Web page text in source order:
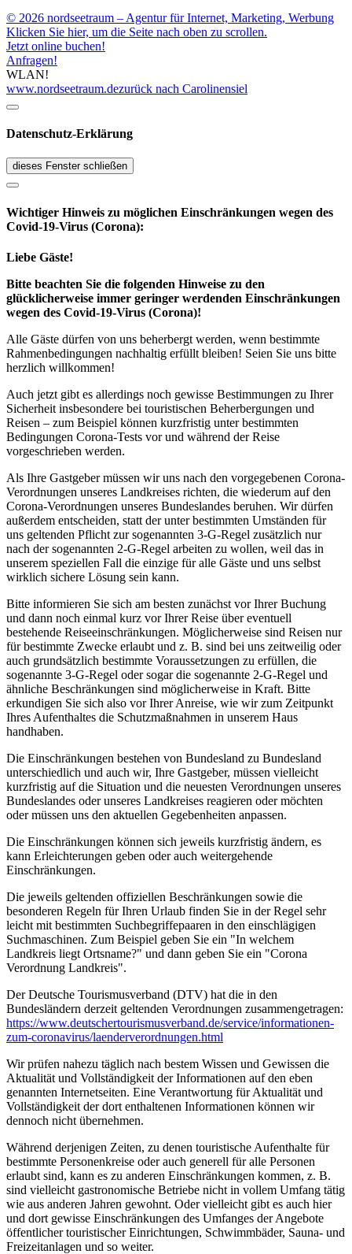
© 2026 nordseetraum – Agentur für Internet, Marketing, Werbung
Klicken Sie hier, um die Seite nach oben zu scrollen.
Jetzt online buchen!
Anfragen!
WLAN!
www.nordseetraum.dezurück nach Carolinensiel
Datenschutz-Erklärung
dieses Fenster schließen
Wichtiger Hinweis zu möglichen Ein­schränk­ungen wegen des
Covid-19-Virus (Corona):
Liebe Gäste!
Bitte beachten Sie die folgenden Hinweise zu den
glücklicherweise immer geringer werdenden Einschränkungen
wegen des Covid-19-Virus (Corona)!
Alle Gäste dürfen von uns beherbergt werden, wenn bestimmte
Rahmenbedingungen nachhaltig erfüllt bleiben! Seien Sie uns bitte
herzlich willkommen!
Auch jetzt gibt es allerdings noch gewisse Bestimmungen zu Ihrer
Sicherheit insbesondere bei touristischen Beherbergungen und
Reisen – zum Beispiel können kurzfristig unter bestimmten
Bedingungen Corona-Tests vor und während der Reise
vorgeschrieben werden.
Als Ihre Gastgeber müssen wir uns nach den vorgegebenen Corona-
Verordnungen unseres Landkreises richten, die wiederum auf den
Corona-Verordnungen unseres Bundeslandes beruhen. Wir dürfen
außerdem entscheiden, statt der unter bestimmten Umständen für
uns geltenden Pflicht zur sogenannten 3-G-Regel zusätzlich nur
nach der sogenannten 2-G-Regel arbeiten zu wollen, weil das in
unserem speziellen Fall die einzige für alle Gäste und uns selbst
wirklich sichere Lösung sein kann.
Bitte informieren Sie sich am besten zunächst vor Ihrer Buchung
und dann noch einmal kurz vor Ihrer Reise über eventuell
bestehende Reiseeinschränkungen. Möglicherweise sind Reisen nur
für bestimmte Zwecke erlaubt und z. B. sind bei uns zeitweilig oder
auch grundsätzlich bestimmte Voraussetzungen zu erfüllen, die
sogenannte 3-G-Regel oder sogar die sogenannte 2-G-Regel und
ähnliche Beschränkungen sind möglicherweise in Kraft. Bitte
erkundigen Sie sich also vor Ihrer Anreise, wie wir zum Zeitpunkt
Ihres Aufenthaltes die Schutzmaßnahmen in unserem Haus
handhaben.
Die Einschränkungen bestehen von Bundesland zu Bundesland
unterschiedlich und auch wir, Ihre Gastgeber, müssen vielleicht
kurzfristig auf die Situation und die neuesten Verordnungen unseres
Bundeslandes oder unseres Landkreises reagieren oder möchten
oder müssen uns den aktuellen Gegebenheiten anpassen.
Die Einschränkungen können sich jeweils kurzfristig ändern, es
kann Erleichterungen geben oder auch weitergehende
Einschränkungen.
Die jeweils geltenden offiziellen Beschränkungen sowie die
besonderen Regeln für Ihren Urlaub finden Sie in der Regel sehr
leicht mit bestimmten Suchbegriffepaaren in den einschlägigen
Suchmaschinen. Zum Beispiel geben Sie ein "In welchem
Landkreis liegt Ortsname?" und dann geben Sie ein "Corona
Verordnung Landkreis".
Der Deutsche Tourismusverband (DTV) hat die in den
Bundesländern derzeit geltenden Verordnungen zusammengetragen:
https://www.deutscher­tourismusverband.de/­service/­informationen-
zum-coronavirus/­laenderverordnungen.html
Wir prüfen nahezu täglich nach bestem Wissen und Gewissen die
Aktualität und Vollständigkeit der Informationen auf den eben
genannten Internetseiten. Eine Verantwortung für Aktualität und
Vollständigkeit der dort enthaltenen Informationen können wir
dennoch nicht übernehmen.
Während derjenigen Zeiten, zu denen touristische Aufenthalte für
bestimmte Personenkreise oder auch generell für alle Personen
erlaubt sind, kann es zu anderen Einschränkungen kommen, z. B.
sind vielleicht gastronomische Betriebe nicht in vollem Umfang tätig
wie aus anderen Jahren gewohnt. Oder vielleicht gibt es auch hier
und dort gewisse Einschränkungen des Umfanges der Angebote
öffentlicher touristischer Einrichtungen, Schwimmbäder, Sauna- und
Freizeitanlagen und so weiter.